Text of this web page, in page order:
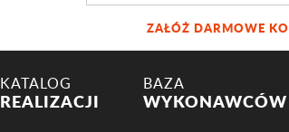
ZAŁÓŻ DARMOWE
KATALOG
REALIZACJI
BAZA
WYKONAWCÓW